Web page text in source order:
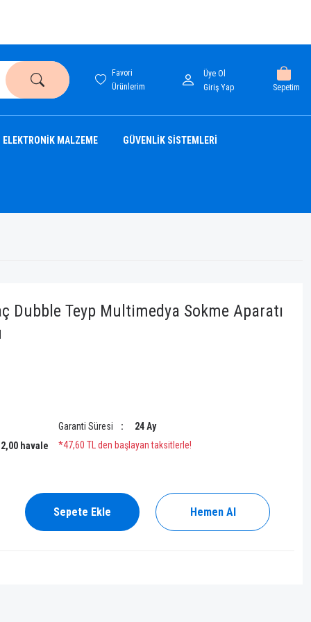
Favori
Ürünlerim
Giriş Yap
Üye Ol
Sepetim
ELEKTRONİK MALZEME GÜVENLİK SİSTEMLERİ
Dubble Teyp Multimedya Sokme Aparatı
Garanti Süresi
24 Ay
havale
*47,60 TL den başlayan taksitlerle!
Sepete Ekle Hemen Al